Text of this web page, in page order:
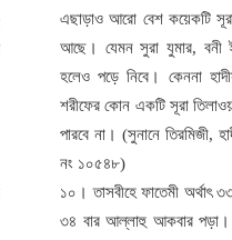
এছাড়াও আরো বেশ কয়েকটি সূরা
আছে। যেমন সুরা যুমার,
হলেও পড়ে নিবে। কেননা
শরীফের কোন একটি সূরা
পারবে না। (সুনানে তিরমিজী,
নং ১০৫৪৮)
১০। তাসবীহে ফাতেমী অর্থাৎ
৩৪ বার আল্লাহু আকবার পড়া।